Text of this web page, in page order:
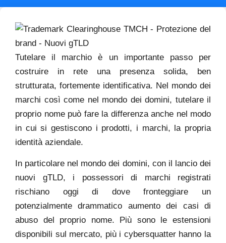
Tutelare il marchio è un importante passo per
costruire in rete una presenza solida, ben
strutturata, fortemente identificativa. Nel mondo dei
marchi così come nel mondo dei domini, tutelare il
proprio nome può fare la differenza anche nel modo
in cui si gestiscono i prodotti, i marchi, la propria
identità aziendale.
In particolare nel mondo dei domini, con il lancio dei
nuovi gTLD, i possessori di marchi registrati
rischiano oggi di dove fronteggiare un
potenzialmente drammatico aumento dei casi di
abuso del proprio nome. Più sono le estensioni
disponibili sul mercato, più i cybersquatter hanno la